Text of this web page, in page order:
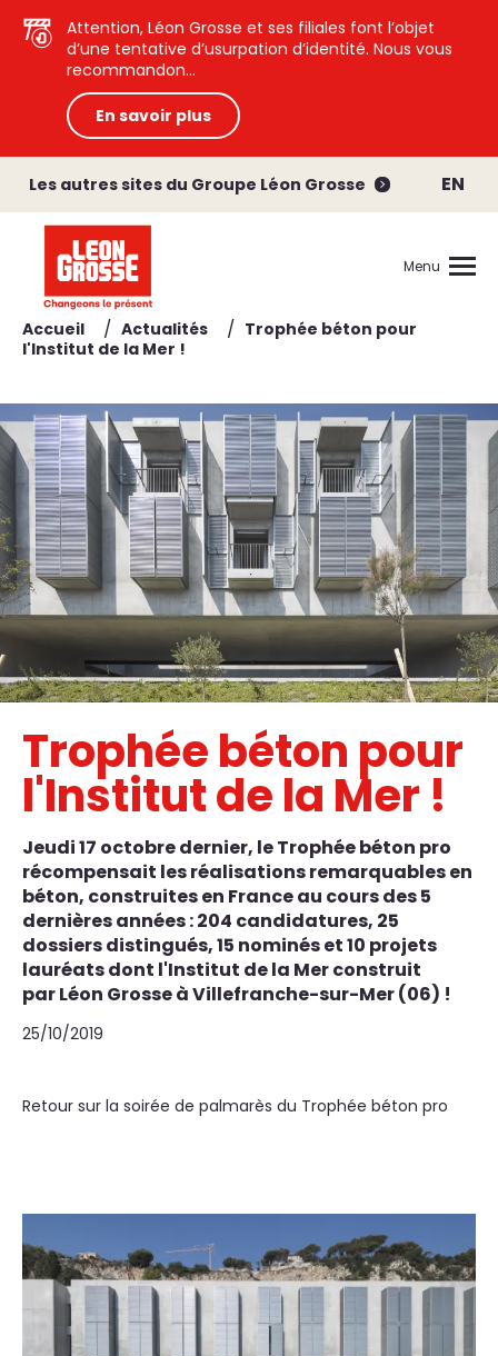
Attention, Léon Grosse et ses filiales font l’objet
d’une tentative d’usurpation d’identité. Nous vous
recommandon...
En savoir plus
Les autres sites du Groupe Léon Grosse EN
Menu
Accueil / Actualités / Trophée béton pour
l'Institut de la Mer !
Trophée béton pour
l'Institut de la Mer !
Jeudi 17 octobre dernier, le Trophée béton pro
récompensait les réalisations remarquables en
béton, construites en France au cours des 5
dernières années : 204 candidatures, 25
dossiers distingués, 15 nominés et 10 projets
lauréats dont l'Institut de la Mer construit
par Léon Grosse à Villefranche-sur-Mer (06) !
25/10/2019
Retour sur la soirée de palmarès du Trophée béton pro